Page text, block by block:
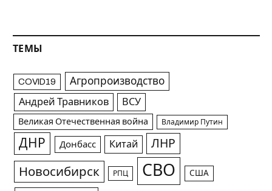
ТЕМЫ
COVID19 Агропроизводство
Андрей Травников ВСУ
Великая Отечественная война Владимир Путин
ДНР Донбасс Китай ЛНР
Новосибирск РПЦ СВО США